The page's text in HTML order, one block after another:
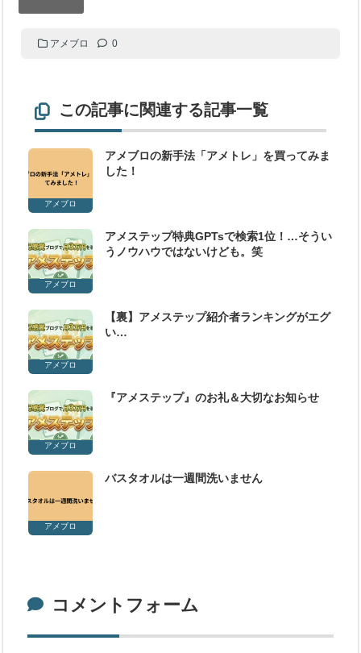
アメブロ 0
この記事に関連する記事一覧
アメブロ
アメブロの新手法「アメトレ」を買ってみま
した！
アメブロ
アメステップ特典GPTsで検索1位！…そうい
うノウハウではないけども。笑
アメブロ
【裏】アメステップ紹介者ランキングがエグ
い…
アメブロ
『アメステップ』のお礼＆大切なお知らせ
アメブロ
バスタオルは一週間洗いません
コメントフォーム